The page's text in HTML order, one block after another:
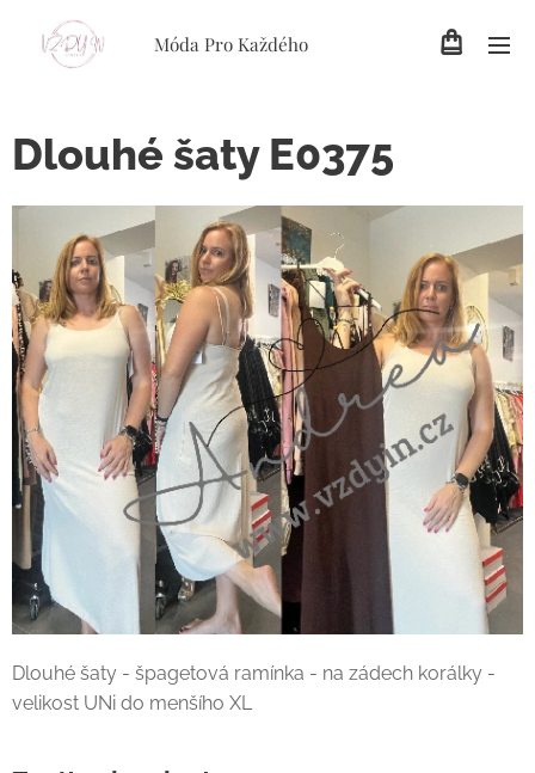
Móda Pro Každého
Dlouhé šaty E0375
Dlouhé šaty - špagetová ramínka - na zádech korálky -
velikost UNi do menšího XL